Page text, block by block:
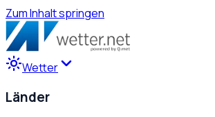
Zum Inhalt springen
Wetter
Länder